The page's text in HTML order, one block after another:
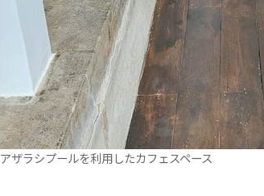
アザラシプールを利用したカフェスペース